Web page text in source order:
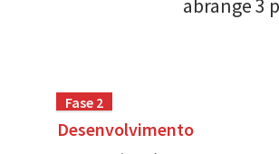
abrange 3
Fase 2
Desenvolvimento